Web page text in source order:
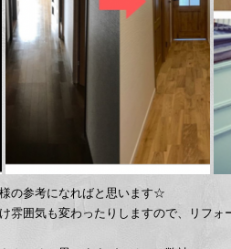
の参考になればと思います☆
雰囲気も変わったりしますので、リフ